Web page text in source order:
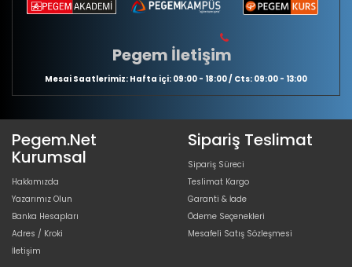
Pegem İletişim
Mesai Saatlerimiz: Hafta içi: 09:00 - 18:00 / Cts: 09:00 - 13:00
Pegem.Net
Kurumsal
Hakkımızda
Yazarımız Olun
Banka Hesapları
Adres / Kroki
İletişim
Sipariş Teslimat
Sipariş Süreci
Teslimat Kargo
Garanti & İade
Ödeme Seçenekleri
Mesafeli Satış Sözleşmesi